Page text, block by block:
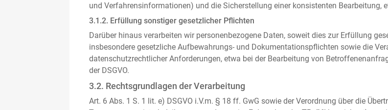
und Verfahrensinformationen) und die Sicherstellung einer konsistenten Bearbeitung,
3.1.2. Erfüllung sonstiger gesetzlicher Pflichten
Darüber hinaus verarbeiten wir personenbezogene Daten, soweit dies zur Erfüllung
insbesondere gesetzliche Aufbewahrungs- und Dokumentationspflichten sowie die
datenschutzrechtlicher Anforderungen, etwa bei der Bearbeitung von
der DSGVO.
3.2. Rechtsgrundlagen der Verarbeitung
Art. 6 Abs. 1 S. 1 lit. e) DSGVO i.V.m. § 18 ff. GwG sowie der Verordnung über die